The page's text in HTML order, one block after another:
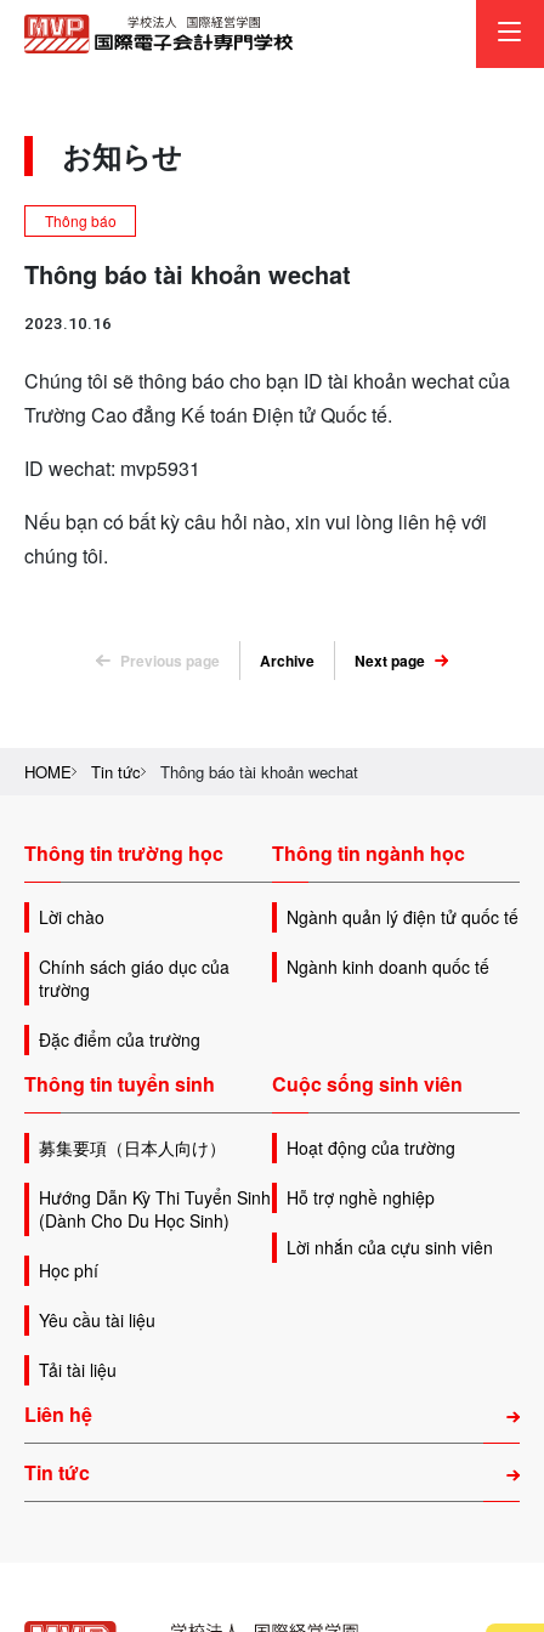
thực
お知らせ
Thông báo
Thông báo tài khoản wechat
2023.10.16
Chúng tôi sẽ thông báo cho bạn ID tài khoản wechat của
Trường Cao đẳng Kế toán Điện tử Quốc tế.
ID wechat: mvp5931
Nếu bạn có bất kỳ câu hỏi nào, xin vui lòng liên hệ với
chúng tôi.
Previous page Archive Next page
HOME Tin tức Thông báo tài khoản wechat
Thông tin trường học
Lời chào
Chính sách giáo dục của
trường
Đặc điểm của trường
Thông tin ngành học
Ngành quản lý điện tử quốc tế
Ngành kinh doanh quốc tế
Thông tin tuyển sinh
募集要項（日本人向け）
Hướng Dẫn Kỳ Thi Tuyển Sinh
(Dành Cho Du Học Sinh)
Học phí
Yêu cầu tài liệu
Tải tài liệu
Cuộc sống sinh viên
Hoạt động của trường
Hỗ trợ nghề nghiệp
Lời nhắn của cựu sinh viên
Liên hệ
Tin tức